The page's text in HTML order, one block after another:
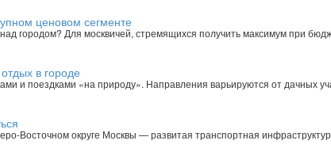
ценовом сегменте
городом? Для москвичей, стремящихся получить максимум при
в городе
и поездками «на природу». Направления варьируются от дачных
Восточном округе Москвы — развитая транспортная